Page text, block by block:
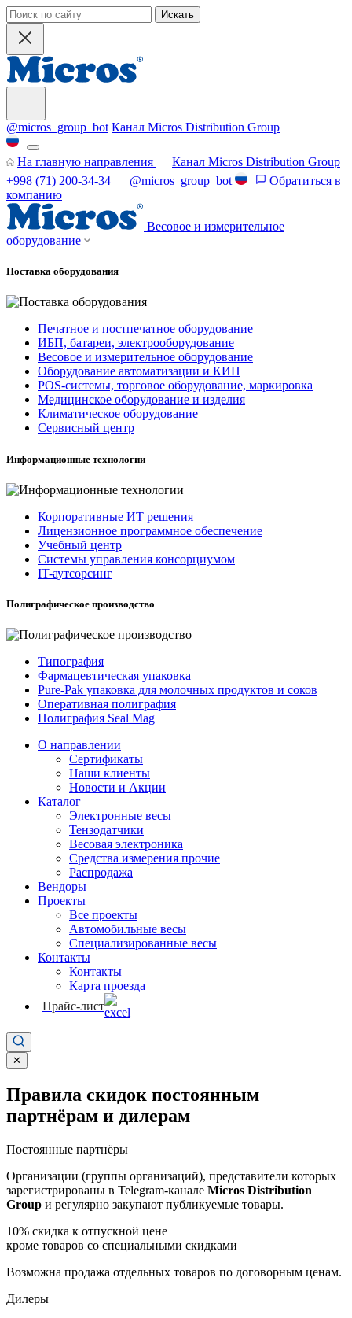
Искать
@micros_group_bot Канал Micros Distribution Group
На главную направления
Канал Micros Distribution Group
+998 (71) 200-34-34
@micros_group_bot
Обратиться в
компанию
Весовое и измерительное
оборудование
Поставка оборудования
Печатное и постпечатное оборудование
ИБП, батареи, электрооборудование
Весовое и измерительное оборудование
Оборудование автоматизации и КИП
POS-системы, торговое оборудование, маркировка
Медицинское оборудование и изделия
Климатическое оборудование
Сервисный центр
Информационные технологии
Корпоративные ИТ решения
Лицензионное программное обеспечение
Учебный центр
Системы управления консорциумом
IT-аутсорсинг
Полиграфическое производство
Типография
Фармацевтическая упаковка
Pure-Pak упаковка для молочных продуктов и соков
Оперативная полиграфия
Полиграфия Seal Mag
О направлении
Сертификаты
Наши клиенты
Новости и Акции
Каталог
Электронные весы
Тензодатчики
Весовая электроника
Средства измерения прочие
Распродажа
Вендоры
Проекты
Все проекты
Автомобильные весы
Специализированные весы
Контакты
Контакты
Карта проезда
Прайс-лист
✕
Правила скидок постоянным
партнёрам и дилерам
Постоянные партнёры
Организации (группы организаций), представители которых
зарегистрированы в Telegram-канале Micros Distribution
Group и регулярно закупают публикуемые товары.
10% скидка к отпускной цене
кроме товаров со специальными скидками
Возможна продажа отдельных товаров по договорным ценам.
Дилеры